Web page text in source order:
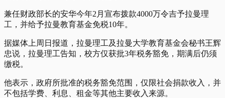
兼任财政部长的安华今年2月宣布拨款4000万令吉予拉曼理
工，并给予拉曼教育基金免税10年。
据媒体上周日报道，拉曼理工及拉曼大学教育基金会秘书王辉
忠说，拉曼理工告知，校方仅获批3年税务豁免，期满后仍须
缴税。
他表示，政府所批准的税务豁免范围，仅限社会捐款收入，并
不包括学费、利息、租金等其他主要收入来源。